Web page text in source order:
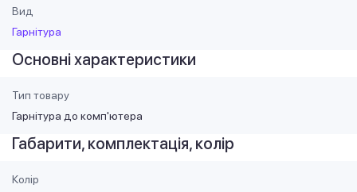
Вид
Гарнітура
Основні характеристики
Тип товару
Гарнітура до комп'ютера
Габарити, комплектація, колір
Колір